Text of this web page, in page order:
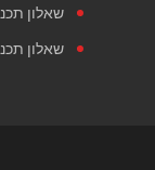
שאלון
שאלון